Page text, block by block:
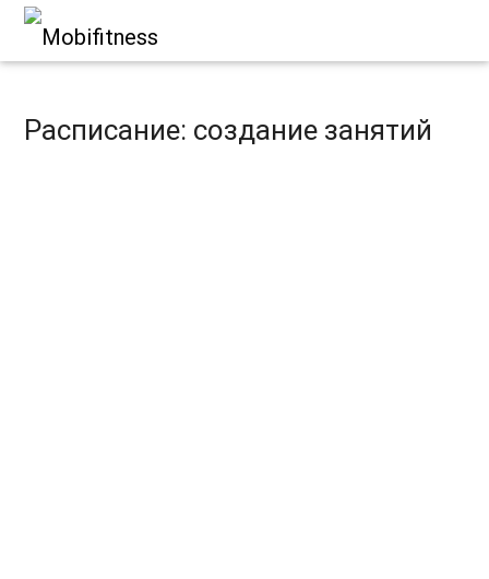
Расписание: создание занятий